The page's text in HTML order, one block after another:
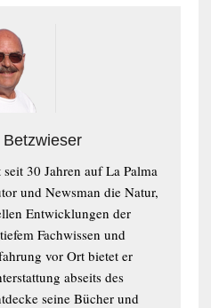
30 Jahren auf La Palma
und Newsman die Natur,
Entwicklungen der
Fachwissen und
vor Ort bietet er
abseits des
seine Bücher und